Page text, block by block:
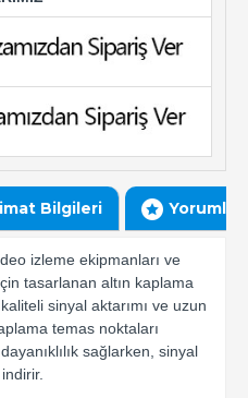
Bilgileri Yorumlar
izleme ekipmanları ve
tasarlanan altın kaplama
sinyal aktarımı ve uzun
temas noktaları
sağlarken, sinyal